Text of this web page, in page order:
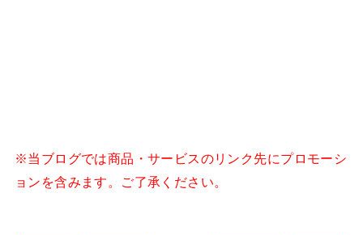
※当ブログでは商品・サービスのリンク先にプロモーシ
ョンを含みます。ご了承ください。